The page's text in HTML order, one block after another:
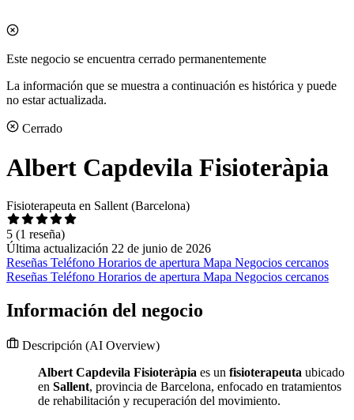
Este negocio se encuentra cerrado permanentemente
La información que se muestra a continuación es histórica y puede
no estar actualizada.
Cerrado
Albert Capdevila Fisioteràpia
Fisioterapeuta en Sallent (Barcelona)
5 (1 reseña)
Última actualización 22 de junio de 2026
Reseñas Teléfono Horarios de apertura Mapa Negocios cercanos
Reseñas Teléfono Horarios de apertura Mapa Negocios cercanos
Información del negocio
Descripción (AI Overview)
Albert Capdevila Fisioteràpia es un fisioterapeuta ubicado
en Sallent, provincia de Barcelona, enfocado en tratamientos
de rehabilitación y recuperación del movimiento.